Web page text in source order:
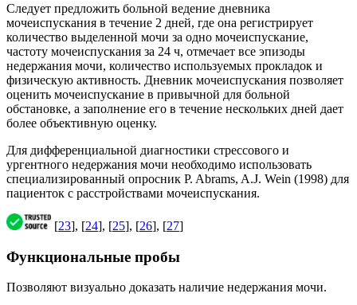
Следует предложить больной ведение дневника
мочеиспускания в течение 2 дней, где она регистрирует
количество выделенной мочи за одно мочеиспускание,
частоту мочеиспускания за 24 ч, отмечает все эпизоды
недержания мочи, количество используемых прокладок и
физическую активность. Дневник мочеиспускания позволяет
оценить мочеиспускание в привычной для больной
обстановке, а заполнение его в течение нескольких дней дает
более объективную оценку.
Для дифференциальной диагностики стрессового и
ургентного недержания мочи необходимо использовать
специализированный опросник P. Abrams, A.J. Wein (1998) для
пациенток с расстройствами мочеиспускания.
[23], [24], [25], [26], [27]
Функциональные пробы
Позволяют визуально доказать наличие недержания мочи.